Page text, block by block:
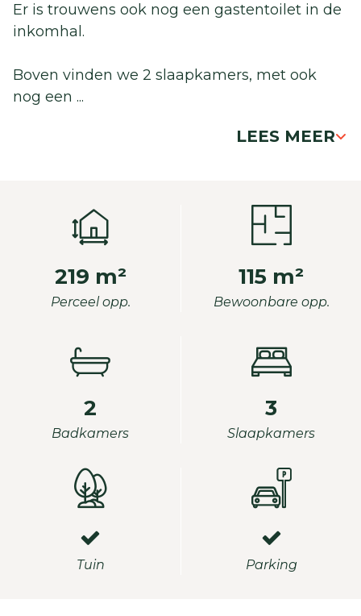
Er is trouwens ook nog een gastentoilet in de
inkomhal.
Boven vinden we 2 slaapkamers, met ook
nog een ...
LEES MEER
219 m²
Perceel opp.
115 m²
Bewoonbare opp.
2
Badkamers
3
Slaapkamers
Tuin Parking